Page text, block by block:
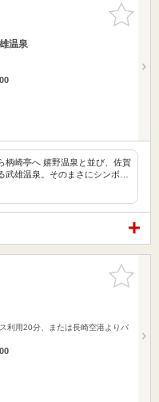
お気に入
りに追加
温泉
柄崎亭へ 嬉野温泉と並び、佐賀
武雄温泉。そのまさにシンボ…
お気に入
りに追加
利用20分、または長崎空港よりバ